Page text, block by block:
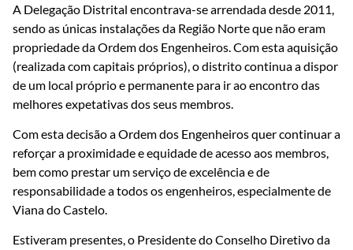
A Delegação Distrital encontrava-se arrendada desde 2011,
sendo as únicas instalações da Região Norte que não eram
propriedade da Ordem dos Engenheiros. Com esta aquisição
(realizada com capitais próprios), o distrito continua a dispor
de um local próprio e permanente para ir ao encontro das
melhores expetativas dos seus membros.
Com esta decisão a Ordem dos Engenheiros quer continuar a
reforçar a proximidade e equidade de acesso aos membros,
bem como prestar um serviço de excelência e de
responsabilidade a todos os engenheiros, especialmente de
Viana do Castelo.
Estiveram presentes, o Presidente do Conselho Diretivo da